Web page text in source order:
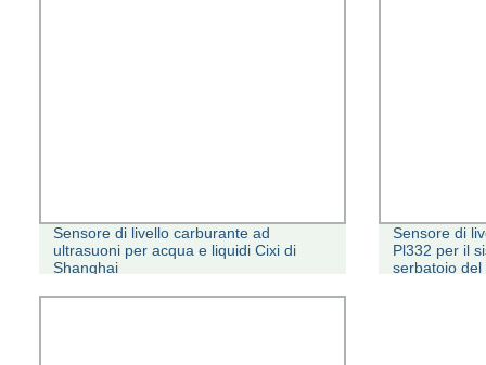
Sensore di livello carburante ad
ultrasuoni per acqua e liquidi Cixi di
Shanghai
Sensore di
Pl332 per il
serbatoio del